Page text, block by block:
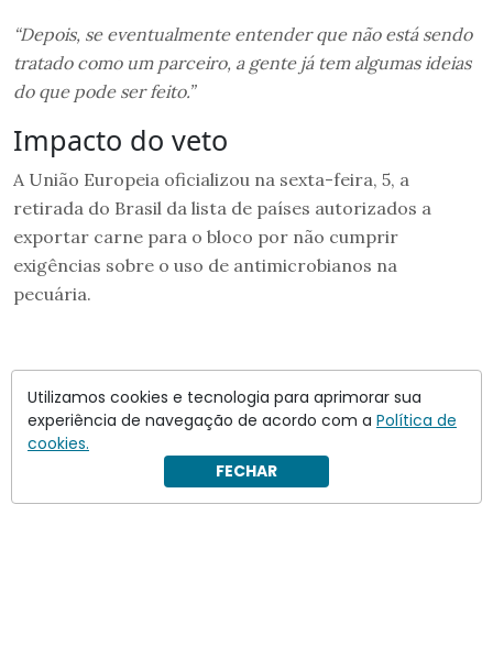
“Depois, se eventualmente entender que não está sendo
tratado como um parceiro, a gente já tem algumas ideias
do que pode ser feito.”
Impacto do veto
A União Europeia oficializou na sexta-feira, 5, a
retirada do Brasil da lista de países autorizados a
exportar carne para o bloco por não cumprir
exigências sobre o uso de antimicrobianos na
pecuária.
Utilizamos cookies e tecnologia para aprimorar sua
experiência de navegação de acordo com a Política de
cookies.
FECHAR